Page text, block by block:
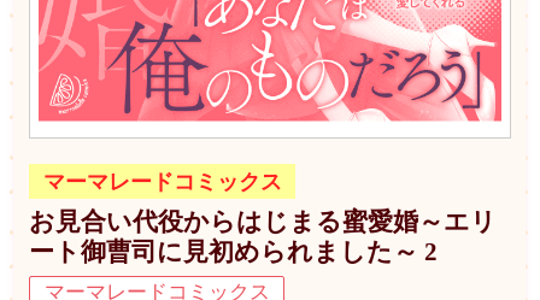
マーマレードコミックス
お見合い代役からはじまる蜜愛婚～エリ
ート御曹司に見初められました～ 2
マーマレードコミックス